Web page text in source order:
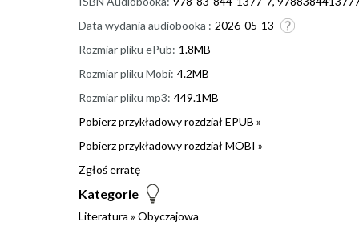
Data wydania audiobooka : 2026-05-13
Rozmiar pliku ePub: 1.8MB
Rozmiar pliku Mobi: 4.2MB
Rozmiar pliku mp3: 449.1MB
Pobierz przykładowy rozdział EPUB »
Pobierz przykładowy rozdział MOBI »
Zgłoś erratę
Kategorie
Literatura » Obyczajowa